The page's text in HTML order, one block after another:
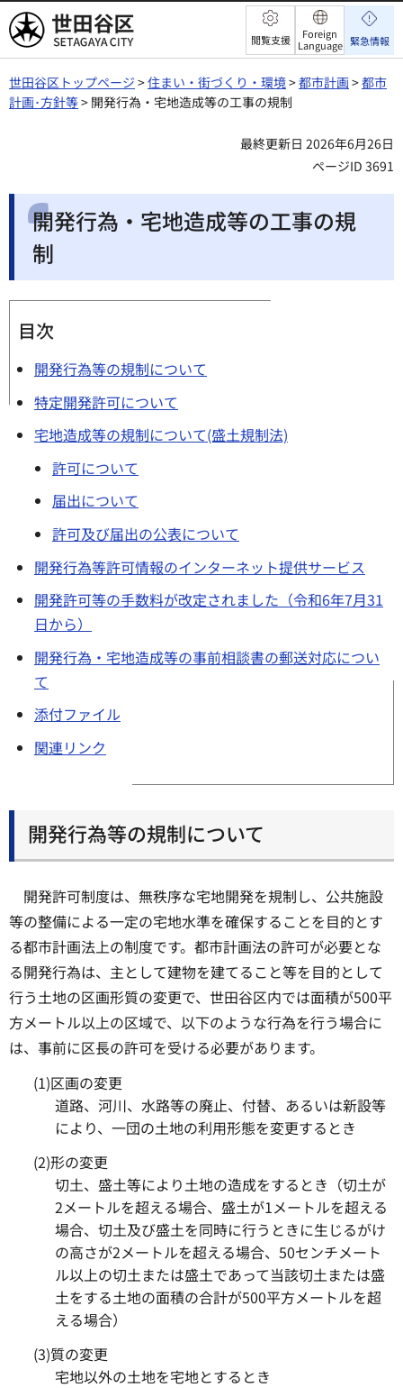
世田谷区 閲覧支援
Foreign
Language 緊急情報
世田谷区トップページ >住まい・街づくり・環境>都市計画>都市
計画･方針等> 開発行為・宅地造成等の工事の規制
最終更新日 2026年6月26日
ページID 3691
開発行為・宅地造成等の工事の規
制
目次
開発行為等の規制について
特定開発許可について
宅地造成等の規制について(盛土規制法)
許可について
届出について
許可及び届出の公表について
開発行為等許可情報のインターネット提供サービス
開発許可等の手数料が改定されました（令和6年7月31
日から）
開発行為・宅地造成等の事前相談書の郵送対応につい
て
添付ファイル
関連リンク
開発行為等の規制について
開発許可制度は、無秩序な宅地開発を規制し、公共施設
等の整備による一定の宅地水準を確保することを目的とす
る都市計画法上の制度です。都市計画法の許可が必要とな
る開発行為は、主として建物を建てること等を目的として
行う土地の区画形質の変更で、世田谷区内では面積が500平
方メートル以上の区域で、以下のような行為を行う場合に
は、事前に区長の許可を受ける必要があります。
(1)区画の変更
道路、河川、水路等の廃止、付替、あるいは新設等
により、一団の土地の利用形態を変更するとき
(2)形の変更
切土、盛土等により土地の造成をするとき（切土が
2メートルを超える場合、盛土が1メートルを超える
場合、切土及び盛土を同時に行うときに生じるがけ
の高さが2メートルを超える場合、50センチメート
ル以上の切土または盛土であって当該切土または盛
土をする土地の面積の合計が500平方メートルを超
える場合）
(3)質の変更
宅地以外の土地を宅地とするとき